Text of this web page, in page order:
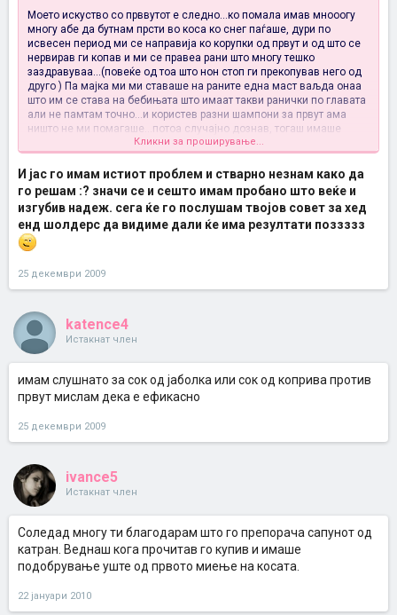
Моето искуство со прввутот е следно...ко помала имав мнооогу
многу абе да бутнам прсти во коса ко снег паѓаше, дури по
исвесен период ми се направија ко корупки од првут и од што се
нервирав ги копав и ми се правеа рани што многу тешко
заздравуваа...(повеќе од тоа што нон стоп ги прекопував него од
друго ) Па мајка ми ми ставаше на раните една маст ваљда онаа
што им се става на бебињата што имаат такви ранички по главата
али не памтам точно...и користев разни шампони за првут ама
ништо не ми помагаше...потоа случајно дознав, тогаш имаше
малиција шампон, на една другарка со истиов проблем и
помогнал, и го земав да го пробам...имаше резултати ама по една
година...појма немам зашто пак ми се појави... и тогаш ми се
деси едно чудо ...излегоа хед енд шолдерс за прв пат....е
тоа беше откритие на векот за мене и мојот проблем... и ден
денешен, еве може 7-8 год. јас немам никаков проблем со
првут...ментолот ми го направи тоа добро...некако ми е најјак...и и
одговара и за сензитивна кожа не ми е нешто посебно! Дури
можам комотно и да користам друг ...(сеа добро не оние 1л за 60
проблем...ама Х&Ш си е Х&Ш ...така да пробај ...
Гуд лак
Кликни за проширување...
И јас го имам истиот проблем и стварно незнам како да
го решам :? значи се и сешто имам пробано што веќе и
изгубив надеж. сега ќе го послушам твојов совет за хед
енд шолдерс да видиме дали ќе има резултати поззззз
25 декември 2009
katence4
Истакнат член
имам слушнато за сок од јаболка или сок од коприва против
првут мислам дека е ефикасно
25 декември 2009
ivance5
Истакнат член
Соледад многу ти благодарам што го препорача сапунот од
катран. Веднаш кога прочитав го купив и имаше
подобрување уште од првото миење на косата.
22 јануари 2010